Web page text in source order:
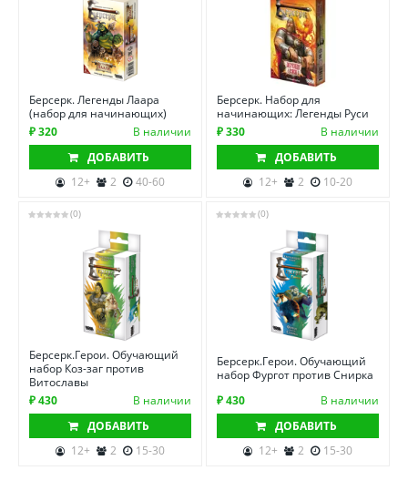
Берсерк. Легенды Лаара
(набор для начинающих)
₽ 320
В наличии
ДОБАВИТЬ
12+
2 40-60
Берсерк. Набор для
начинающих: Легенды Руси
₽ 330
В наличии
ДОБАВИТЬ
12+
2 10-20
(0)
Берсерк.Герои. Обучающий
набор Коз-заг против
Витославы
₽ 430
В наличии
ДОБАВИТЬ
12+
2 15-30
(0)
Берсерк.Герои. Обучающий
набор Фургот против Снирка
₽ 430
В наличии
ДОБАВИТЬ
12+
2 15-30